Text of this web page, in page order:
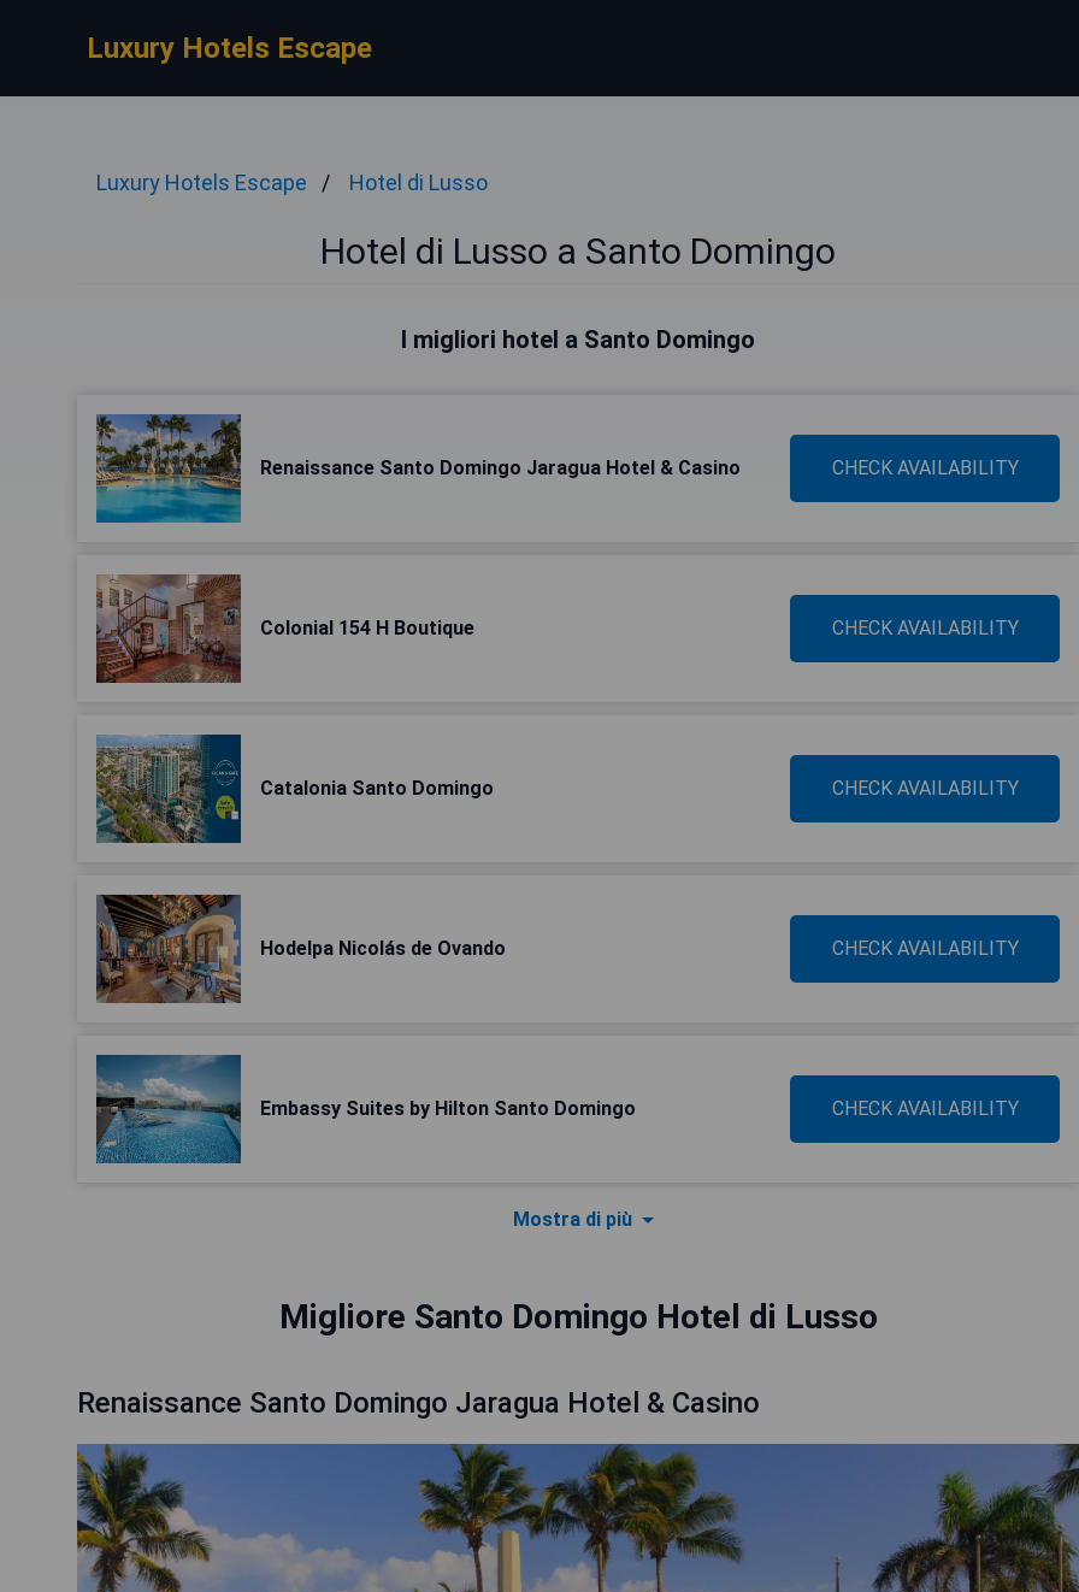
Luxury Hotels Escape
Luxury Hotels Escape Hotel di Lusso
Hotel di Lusso a Santo Domingo
I migliori hotel a Santo Domingo
Renaissance Santo Domingo Jaragua Hotel & Casino CHECK AVAILABILITY
Colonial 154 H Boutique CHECK AVAILABILITY
Catalonia Santo Domingo CHECK AVAILABILITY
Hodelpa Nicolás de Ovando CHECK AVAILABILITY
Embassy Suites by Hilton Santo Domingo CHECK AVAILABILITY
Mostra di più
Migliore Santo Domingo Hotel di Lusso
Renaissance Santo Domingo Jaragua Hotel & Casino